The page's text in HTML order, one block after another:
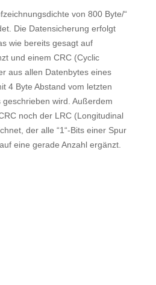
von 800 Byte/“
Die Datensicherung erfolgt
wie bereits gesagt auf
und einem CRC (Cyclic
aus allen Datenbytes eines
4 Byte Abstand vom letzten
wird. Außerdem
noch der LRC (Longitudinal
der alle “1“-Bits einer Spur
eine gerade Anzahl ergänzt.